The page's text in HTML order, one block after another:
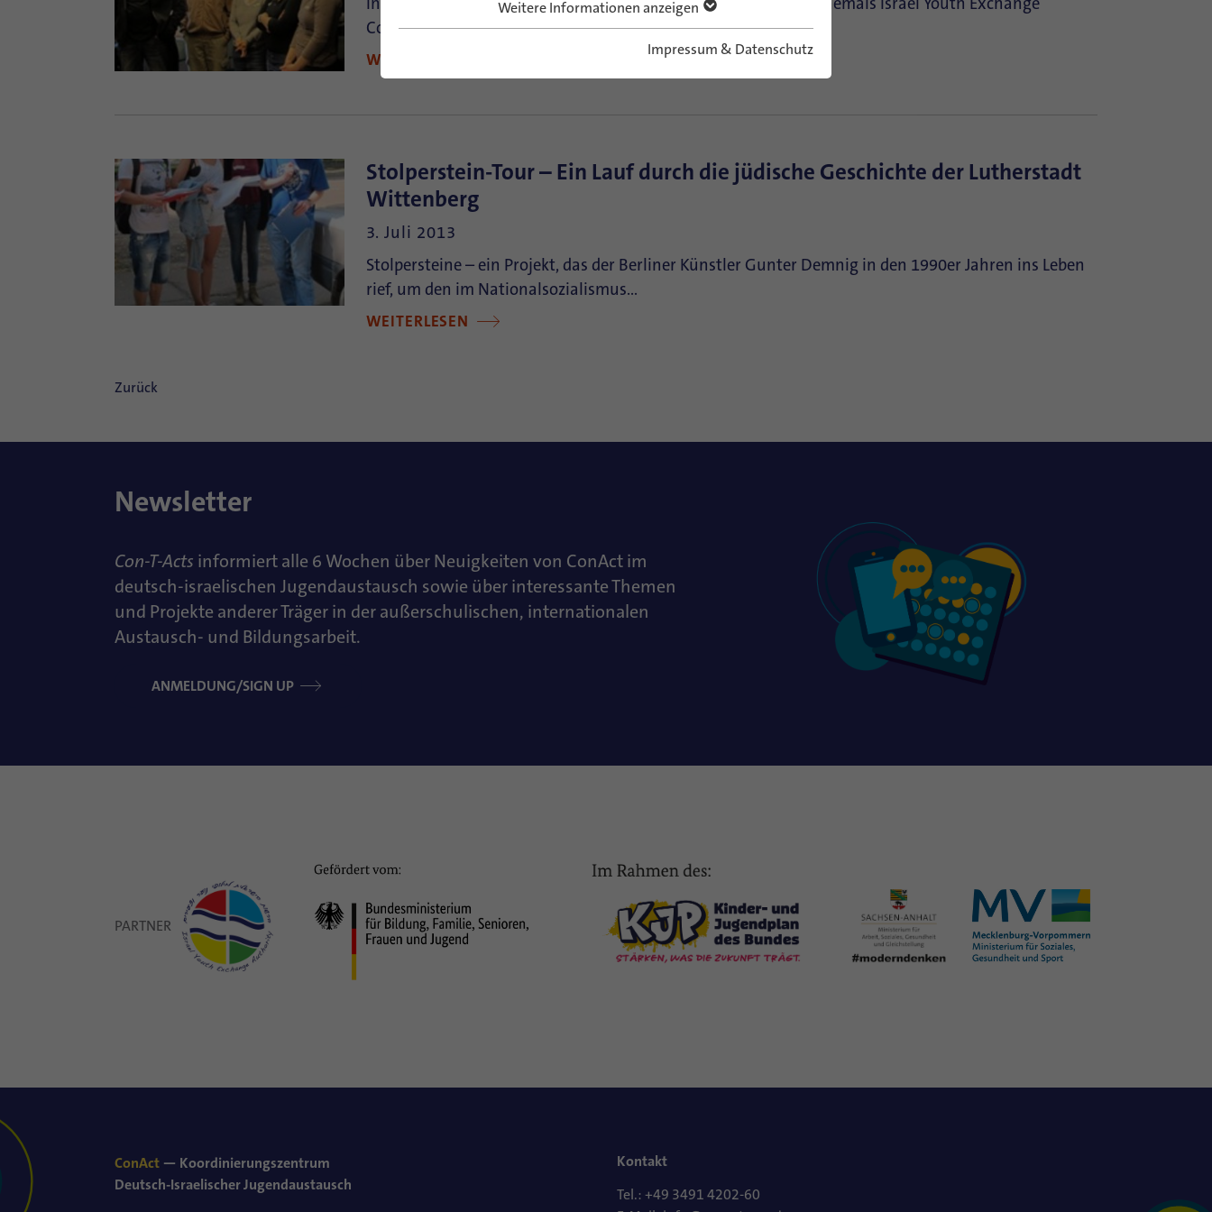
Weitere Informationen anzeigen
Impressum & Datenschutz
Council (IYEC)) führte ConAct in zwei Teilen…
WEITERLESEN
Stolperstein-Tour – Ein Lauf durch die jüdische Geschichte der Lutherstadt
Wittenberg
3. Juli 2013
Stolpersteine – ein Projekt, das der Berliner Künstler Gunter Demnig in den 1990er Jahren ins Leben
rief, um den im Nationalsozialismus…
WEITERLESEN
Zurück
Newsletter
Con-T-Acts informiert alle 6 Wochen über Neuigkeiten von ConAct im
deutsch-israelischen Jugendaustausch sowie über interessante Themen
und Projekte anderer Träger in der außerschulischen, internationalen
Austausch- und Bildungsarbeit.
ANMELDUNG/SIGN UP
PARTNER
ConAct — Koordinierungszentrum
Deutsch-Israelischer Jugendaustausch
Kontakt
Tel.: +49 3491 4202-60